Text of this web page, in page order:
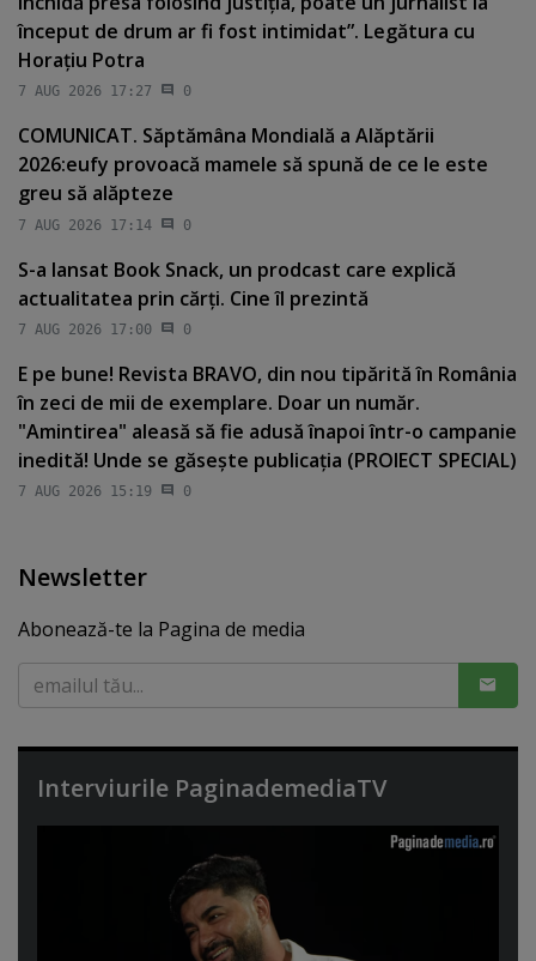
început de drum ar fi fost intimidat”. Legătura cu
Horaţiu Potra
7 AUG 2026 17:27 0
COMUNICAT. Săptămâna Mondială a Alăptării
2026:eufy provoacă mamele să spună de ce le este
greu să alăpteze
7 AUG 2026 17:14 0
S-a lansat Book Snack, un prodcast care explică
actualitatea prin cărţi. Cine îl prezintă
7 AUG 2026 17:00 0
E pe bune! Revista BRAVO, din nou tipărită în România
în zeci de mii de exemplare. Doar un număr.
"Amintirea" aleasă să fie adusă înapoi într-o campanie
inedită! Unde se găseşte publicaţia (PROIECT SPECIAL)
7 AUG 2026 15:19 0
Newsletter
Abonează-te la Pagina de media
Interviurile PaginademediaTV